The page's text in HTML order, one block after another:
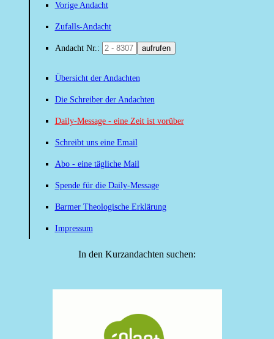
Vorige Andacht
Zufalls-Andacht
Andacht Nr.: aufrufen
Übersicht der Andachten
Die Schreiber der Andachten
Daily-Message - eine Zeit ist vorüber
Schreibt uns eine Email
Abo - eine tägliche Mail
Spende für die Daily-Message
Barmer Theologische Erklärung
Impressum
In den Kurzandachten suchen: